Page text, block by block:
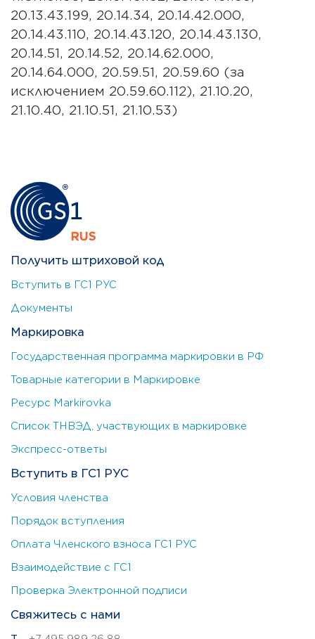
20.13.43.199, 20.14.34, 20.14.42.000,
20.14.43.110, 20.14.43.120, 20.14.43.130,
20.14.51, 20.14.52, 20.14.62.000,
20.14.64.000, 20.59.51, 20.59.60 (за
исключением 20.59.60.112), 21.10.20,
21.10.40, 21.10.51, 21.10.53)
Получить штриховой код
Вступить в ГС1 РУС
Документы
Маркировка
Государственная программа маркировки в РФ
Товарные категории в Маркировке
Ресурс Markirovka
Список ТНВЭД, участвующих в маркировке
Экспресс-ответы
Вступить в ГС1 РУС
Условия членства
Порядок вступления
Оплата Членского взноса ГС1 РУС
Взаимодействие с ГС1
Проверка Электронной подписи
Свяжитесь с нами